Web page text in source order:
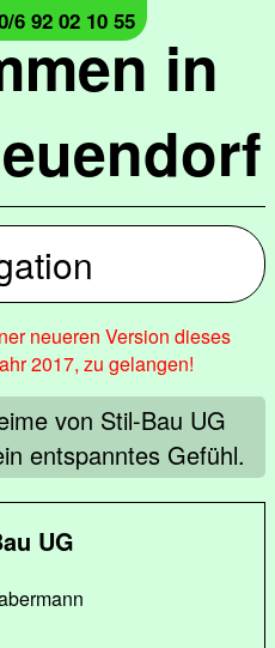
in
6 92 02 10 55
neueren Version dieses
2017, zu gelangen!
von Stil-Bau UG
entspanntes Gefühl.
UG